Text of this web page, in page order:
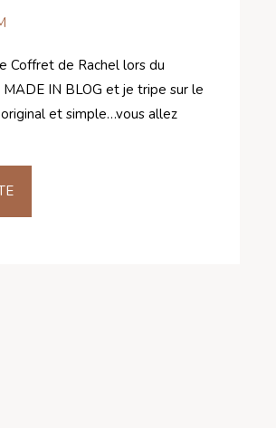
Coffret de Rachel lors du
IN BLOG et je tripe sur le
et simple…vous allez